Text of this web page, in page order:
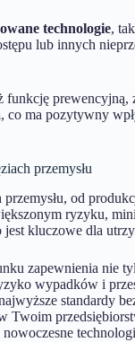
technologie,
lub innych
, co ma pozytywny
przemysłu
od
ryzyku,
kluczowe dla
zapewnienia nie
wypadków i
standardy